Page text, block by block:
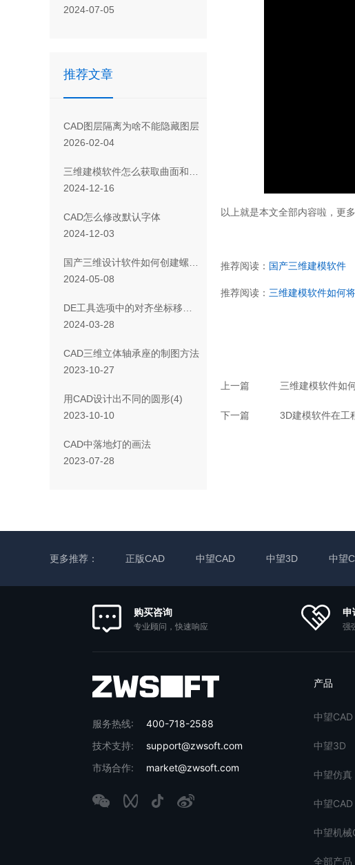
2024-07-05
推荐文章
CAD图层隔离为啥不能隐藏图层
2026-02-04
三维建模软件怎么获取曲面和实体特征的相交线
2024-12-16
CAD怎么修改默认字体
2024-12-03
国产三维设计软件如何创建螺纹收尾？
2024-05-08
DE工具选项中的对齐坐标移动应该如何使用？
2024-03-28
CAD三维立体轴承座的制图方法
2023-10-27
用CAD设计出不同的圆形(4)
2023-10-10
CAD中落地灯的画法
2023-07-28
以上就是本文全部内容啦，更
推荐阅读： 国产三维建模软件
推荐阅读： 三维建模软件如何
上一篇 三维建模软件如
下一篇 3D建模软件在工
更多推荐： 正版CAD 中望CAD 中望3D 中望
购买咨询
专业顾问，快速响应
申
强
服务热线:
400-718-2588
技术支持:
support@zwsoft.com
市场合作:
market@zwsoft.com
产品
中望CAD
中望3D
中望仿真
中望
中望机械
全部产品